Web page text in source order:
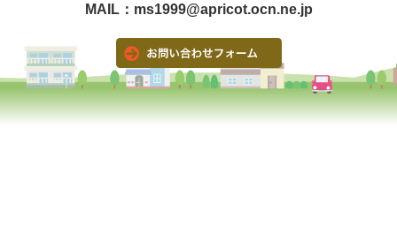
MAIL：ms1999@apricot.ocn.ne.jp